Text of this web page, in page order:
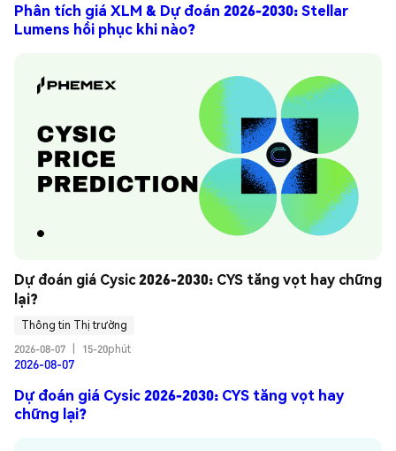
Phân tích giá XLM & Dự đoán 2026-2030: Stellar
Lumens hồi phục khi nào?
Dự đoán giá Cysic 2026-2030: CYS tăng vọt hay chững
lại?
Thông tin Thị trường
2026-08-07
15-20phút
2026-08-07
Dự đoán giá Cysic 2026-2030: CYS tăng vọt hay
chững lại?